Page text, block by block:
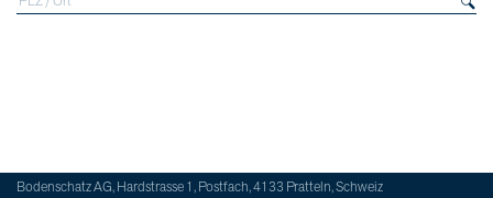
Bodenschatz AG, Hardstrasse 1, Postfach, 4133 Pratteln, Schweiz